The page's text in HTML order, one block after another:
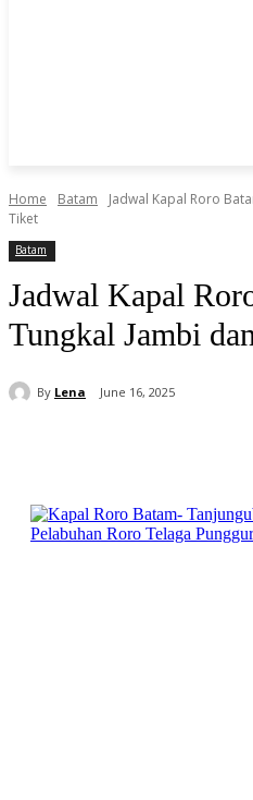
Home Batam
Jadwal Kapal Roro
Tiket
Batam
Jadwal Kapal
Tungkal Jambi
By Lena June 16, 2025